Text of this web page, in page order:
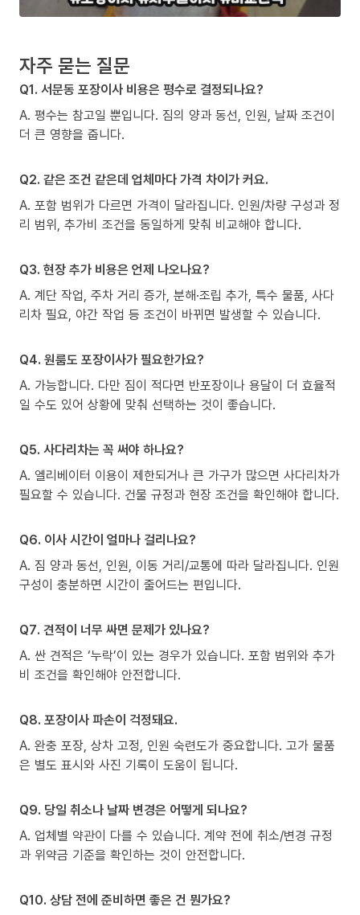
자주 묻는 질문
Q1. 서문동 포장이사 비용은 평수로 결정되나요?
A. 평수는 참고일 뿐입니다. 짐의 양과 동선, 인원, 날짜 조건이
더 큰 영향을 줍니다.
Q2. 같은 조건 같은데 업체마다 가격 차이가 커요.
A. 포함 범위가 다르면 가격이 달라집니다. 인원/차량 구성과 정
리 범위, 추가비 조건을 동일하게 맞춰 비교해야 합니다.
Q3. 현장 추가 비용은 언제 나오나요?
A. 계단 작업, 주차 거리 증가, 분해·조립 추가, 특수 물품, 사다
리차 필요, 야간 작업 등 조건이 바뀌면 발생할 수 있습니다.
Q4. 원룸도 포장이사가 필요한가요?
A. 가능합니다. 다만 짐이 적다면 반포장이나 용달이 더 효율적
일 수도 있어 상황에 맞춰 선택하는 것이 좋습니다.
Q5. 사다리차는 꼭 써야 하나요?
A. 엘리베이터 이용이 제한되거나 큰 가구가 많으면 사다리차가
필요할 수 있습니다. 건물 규정과 현장 조건을 확인해야 합니다.
Q6. 이사 시간이 얼마나 걸리나요?
A. 짐 양과 동선, 인원, 이동 거리/교통에 따라 달라집니다. 인원
구성이 충분하면 시간이 줄어드는 편입니다.
Q7. 견적이 너무 싸면 문제가 있나요?
A. 싼 견적은 ‘누락’이 있는 경우가 있습니다. 포함 범위와 추가
비 조건을 확인해야 안전합니다.
Q8. 포장이사 파손이 걱정돼요.
A. 완충 포장, 상차 고정, 인원 숙련도가 중요합니다. 고가 물품
은 별도 표시와 사진 기록이 도움이 됩니다.
Q9. 당일 취소나 날짜 변경은 어떻게 되나요?
A. 업체별 약관이 다를 수 있습니다. 계약 전에 취소/변경 규정
과 위약금 기준을 확인하는 것이 안전합니다.
Q10. 상담 전에 준비하면 좋은 건 뭔가요?